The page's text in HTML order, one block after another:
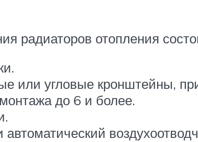
радиаторов отопления
или угловые кронштейны,
до 6 и более.